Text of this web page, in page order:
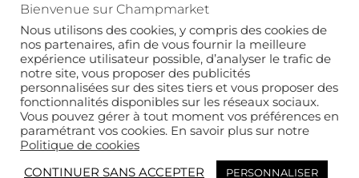
Les occasions pour déguster du champagne
Pour les particuliers
Pour les entreprises
Copyright 2022 © tous droits réservés. Champmarket.
Bienvenue sur Champmarket
Nous utilisons des cookies, y compris des cookies de
nos partenaires, afin de vous fournir la meilleure
expérience utilisateur possible, d’analyser le trafic de
notre site, vous proposer des publicités
personnalisées sur des sites tiers et vous proposer des
fonctionnalités disponibles sur les réseaux sociaux.
Vous pouvez gérer à tout moment vos préférences en
paramétrant vos cookies. En savoir plus sur notre
Politique de cookies
CONTINUER SANS ACCEPTER
PERSONNALISER